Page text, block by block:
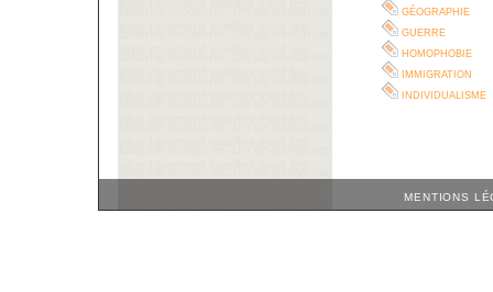
géographie
guerre
homophobie
immigration
individualisme
MENTIONS